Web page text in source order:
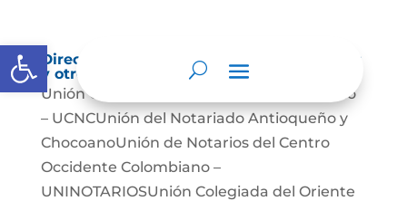
Abrir barra de herramientas
Directorio de agremiaciones, asociaciones
y otros grupos de interés
Unión Colegiada de Notariado Colombiano
– UCNCUnión del Notariado Antioqueño y
ChocoanoUnión de Notarios del Centro
Occidente Colombiano –
UNINOTARIOSUnión Colegiada del Oriente